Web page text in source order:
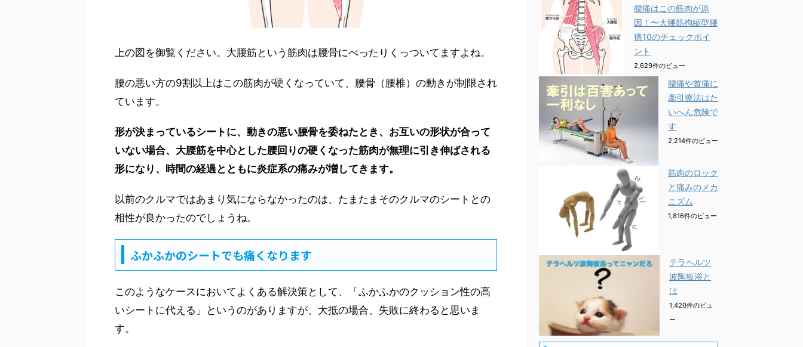
上の図を御覧ください。大腰筋という筋肉は腰骨にべったりくっついてますよね。
腰の悪い方の9割以上はこの筋肉が硬くなっていて、腰骨（腰椎）の動きが制限され
ています。
形が決まっているシートに、動きの悪い腰骨を委ねたとき、お互いの形状が合って
いない場合、大腰筋を中心とした腰回りの硬くなった筋肉が無理に引き伸ばされる
形になり、時間の経過とともに炎症系の痛みが増してきます。
以前のクルマではあまり気にならなかったのは、たまたまそのクルマのシートとの
相性が良かったのでしょうね。
ふかふかのシートでも痛くなります
このようなケースにおいてよくある解決策として、「ふかふかのクッション性の高
いシートに代える」というのがありますが、大抵の場合、失敗に終わると思いま
す。
腰痛はこの筋肉が原
因！〜大腰筋拘縮型腰
痛10のチェックポイ
ント
2,629件のビュー
腰痛や首痛に
牽引療法はた
いへん危険で
す
2,214件のビュー
筋肉のロック
と痛みのメカ
ニズム
1,816件のビュー
テラヘルツ
波陶板浴と
は
1,420件のビュ
ー